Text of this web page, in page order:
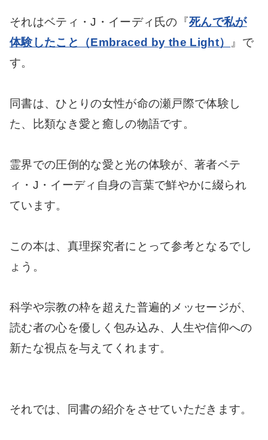
それはベティ・J・イーディ氏の『死んで私が
体験したこと（Embraced by the Light） 』で
す。
同書は、ひとりの女性が命の瀬戸際で体験し
た、比類なき愛と癒しの物語です。
霊界での圧倒的な愛と光の体験が、著者ベテ
ィ・J・イーディ自身の言葉で鮮やかに綴られ
ています。
この本は、真理探究者にとって参考となるでし
ょう。
科学や宗教の枠を超えた普遍的メッセージが、
読む者の心を優しく包み込み、人生や信仰への
新たな視点を与えてくれます。
それでは、同書の紹介をさせていただきます。